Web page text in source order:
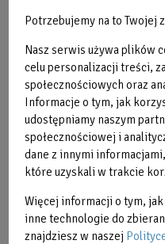
Piłka nożna
Lekkoatletyka
Koszykówka
Ścieżka zdrowia
Plac zabaw
Parkrun
Parking
Potrzebujemy na to Twojej
Nasz serwis używa plików
celu personalizacji treści,
społecznościowych oraz
Informacje o tym, jak
udostępniamy naszym
społecznościowej i
dane z innymi
które uzyskali w trakcie
Więcej informacji o tym,
inne technologie do
znajdziesz w naszej